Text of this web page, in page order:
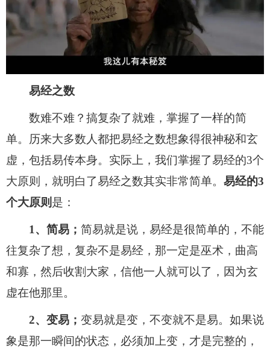
易经之数
数难不难？搞复杂了就难，掌握了一样的简
单。历来大多数人都把易经之数想象得很神秘和玄
虚，包括易传本身。实际上，我们掌握了易经的3个
大原则，就明白了易经之数其实非常简单。 易经的3
个大原则 是：
1、简易； 简易就是说，易经是很简单的，不能
往复杂了想，复杂不是易经，那一定是巫术，曲高
和寡，然后收割大家，信他一人就可以了，因为玄
虚在他那里。
2、变易； 变易就是变，不变就不是易。如果说
象是那一瞬间的状态，必须加上变，才是完整的，